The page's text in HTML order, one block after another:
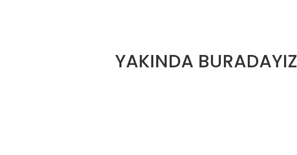
YAKINDA BURADAYIZ